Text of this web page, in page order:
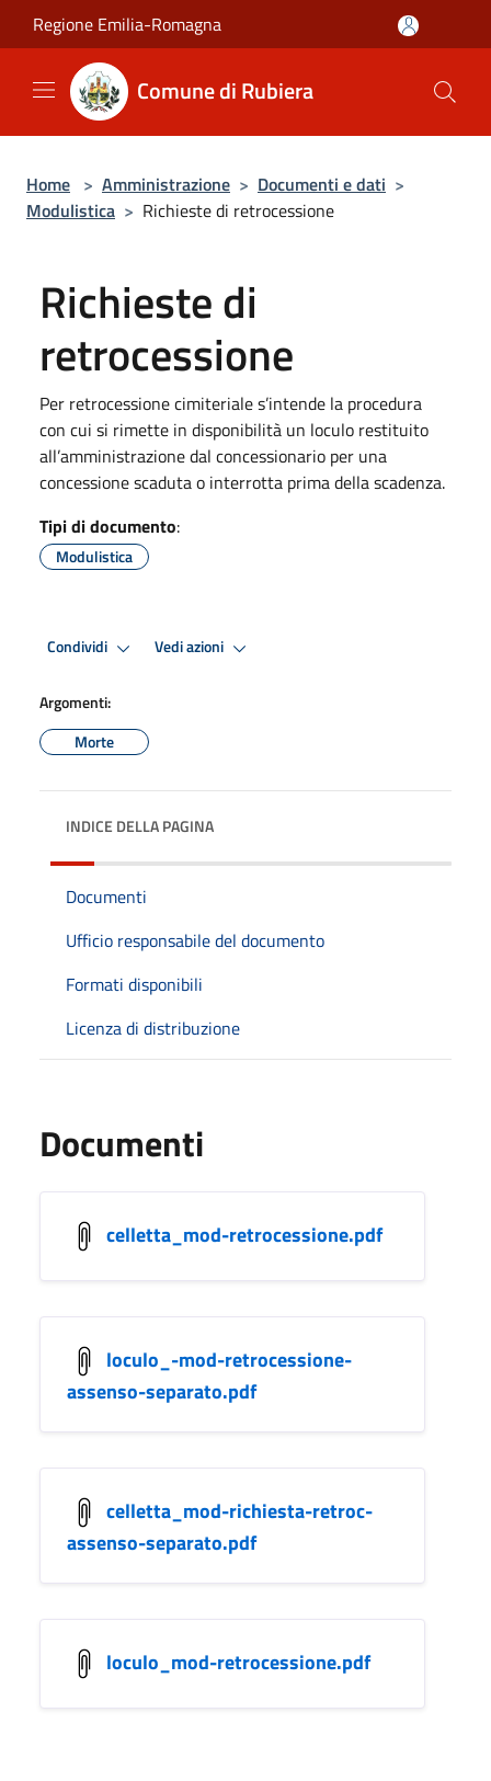
Salta al contenuto principale
Regione Emilia-Romagna
Comune di Rubiera
Home > Amministrazione > Documenti e dati >
Modulistica > Richieste di retrocessione
Richieste di
retrocessione
Per retrocessione cimiteriale s’intende la procedura
con cui si rimette in disponibilità un loculo restituito
all’amministrazione dal concessionario per una
concessione scaduta o interrotta prima della scadenza.
Tipi di documento:
Modulistica
Condividi Vedi azioni
Argomenti:
Morte
INDICE DELLA PAGINA
Documenti
Ufficio responsabile del documento
Formati disponibili
Licenza di distribuzione
Documenti
celletta_mod-retrocessione.pdf
loculo_-mod-retrocessione-
assenso-separato.pdf
celletta_mod-richiesta-retroc-
assenso-separato.pdf
loculo_mod-retrocessione.pdf